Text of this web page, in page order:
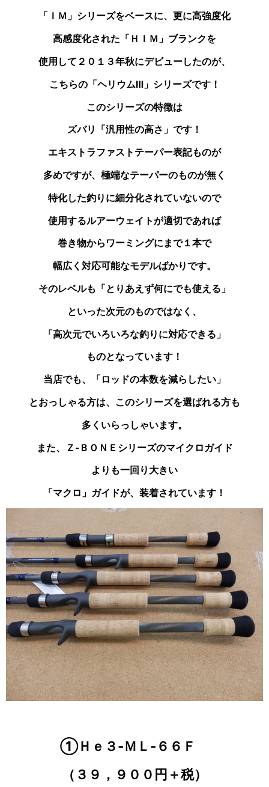
「ＩＭ」シリーズをベースに、更に高強度化
高感度化された「ＨＩＭ」ブランクを
使用して２０１３年秋にデビューしたのが、
こちらの「ヘリウムⅢ」シリーズです！
このシリーズの特徴は
ズバリ「汎用性の高さ」です！
エキストラファストテーパー表記ものが
多めですが、 極端なテーパーのものが無く
特化した釣りに細分化されていないので
使用するルアーウェイトが適切であれば
巻き物からワーミングにまで１本で
幅広く対応可能なモデルばかりです。
そのレベルも「とりあえず何にでも使える」
といった次元のものではなく、
「高次元でいろいろな釣りに対応できる」
ものとなっています！
当店でも、「ロッドの本数を減らしたい」
とおっしゃる方は、このシリーズを選ばれる方も
多くいらっしゃいます。
また、Ｚ-ＢＯＮＥシリーズのマイクロガイド
よりも一回り大きい
「マクロ」ガイドが、装着されています！
①Ｈｅ３‐ＭＬ‐６６Ｆ
（３９，９００円＋税）